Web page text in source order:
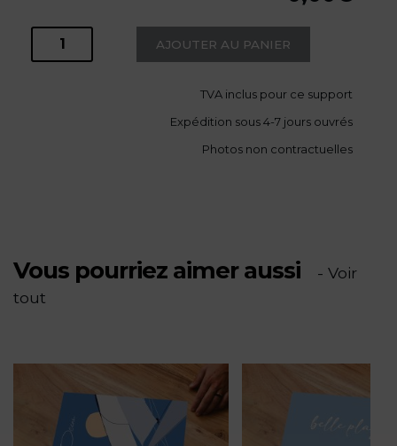
quantité AJOUTER AU PANIER
TVA inclus pour ce support
Expédition sous 4-7 jours ouvrés
Photos non contractuelles
Vous pourriez aimer aussi
- Voir
tout